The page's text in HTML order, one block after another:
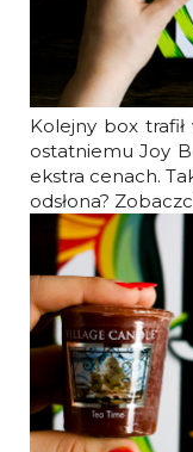
Kolejny box
ostatniemu Joy
ekstra cenach.
odsłona?